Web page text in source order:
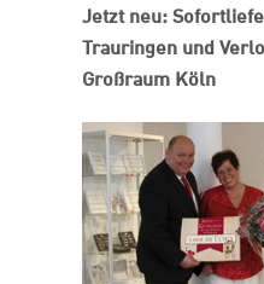
Jetzt neu:
Trauringen und
Großraum Köln